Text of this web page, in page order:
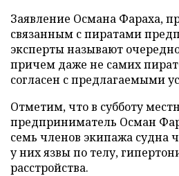
Заявление Османа Фараха,
связанным с пиратами
эксперты называют
причем даже не самих
согласен с предлагаемыми
Отметим, что в субботу
предприниматель Осман
семь членов экипажа судна
у них язвы по телу,
расстройства.